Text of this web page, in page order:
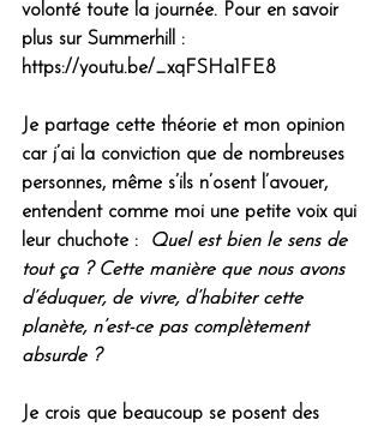
volonté toute la journée. Pour en savoir
plus sur Summerhill :
https://youtu.be/_xqFSHa1FE8
Je partage cette théorie et mon opinion
car j’ai la conviction que de nombreuses
personnes, même s’ils n’osent l’avouer,
entendent comme moi une petite voix qui
leur chuchote :
Quel est bien le sens de
tout ça ? Cette manière que nous avons
d’éduquer, de vivre, d’habiter cette
planète, n’est-ce pas complètement
absurde ?
Je crois que beaucoup se posent des